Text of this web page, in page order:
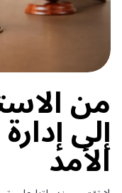
من
إلى
الأمد